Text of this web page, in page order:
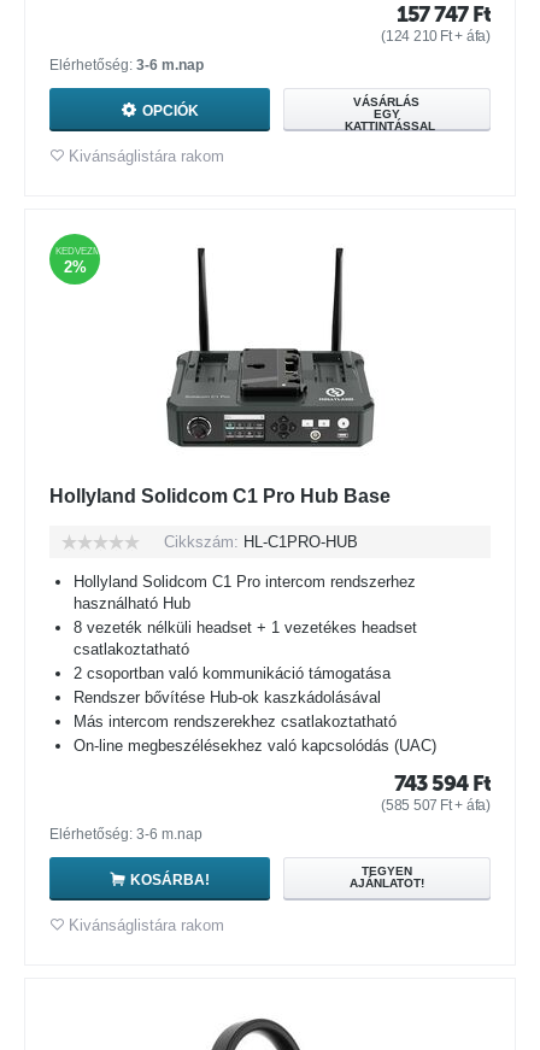
157 747 Ft
(124 210 Ft+ áfa)
Elérhetőség: 3-6 m.nap
OPCIÓK
VÁSÁRLÁS
EGY
KATTINTÁSSAL
Kivánságlistára rakom
KEDVEZMÉNY
2%
Hollyland Solidcom C1 Pro Hub Base
Cikkszám: HL-C1PRO-HUB
Hollyland Solidcom C1 Pro intercom rendszerhez
használható Hub
8 vezeték nélküli headset + 1 vezetékes headset
csatlakoztatható
2 csoportban való kommunikáció támogatása
Rendszer bővítése Hub-ok kaszkádolásával
Más intercom rendszerekhez csatlakoztatható
On-line megbeszélésekhez való kapcsolódás (UAC)
743 594 Ft
(585 507 Ft+ áfa)
Elérhetőség: 3-6 m.nap
KOSÁRBA!
TEGYEN
AJÁNLATOT!
Kivánságlistára rakom